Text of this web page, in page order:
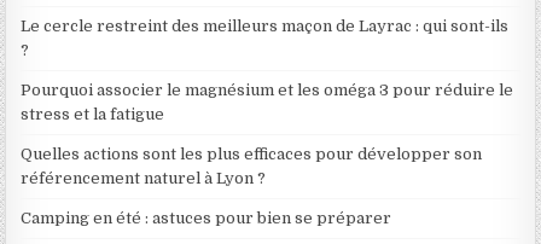
Le cercle restreint des meilleurs maçon de Layrac : qui sont-ils
?
Pourquoi associer le magnésium et les oméga 3 pour réduire le
stress et la fatigue
Quelles actions sont les plus efficaces pour développer son
référencement naturel à Lyon ?
Camping en été : astuces pour bien se préparer